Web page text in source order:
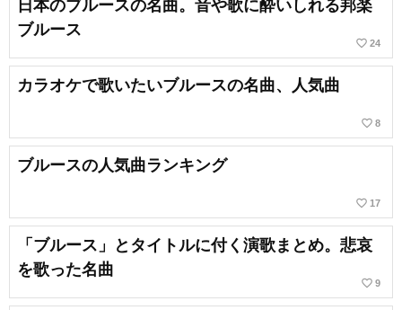
日本のブルースの名曲。音や歌に酔いしれる邦楽
ブルース
favorite_border 24
カラオケで歌いたいブルースの名曲、人気曲
favorite_border 8
ブルースの人気曲ランキング
favorite_border 17
「ブルース」とタイトルに付く演歌まとめ。悲哀
を歌った名曲
favorite_border 9